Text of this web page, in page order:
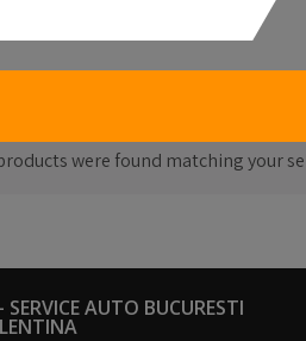
Remorcare Seat
were found matching your
SERVICE AUTO BUCURESTI